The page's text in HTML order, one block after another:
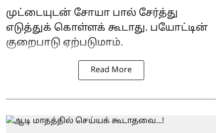
முட்டையுடன் சோயா பால் சேர்த்து
எடுத்துக் கொள்ளக் கூடாது. பயோட்டின்
குறைபாடு ஏற்படுமாம்.
Read More